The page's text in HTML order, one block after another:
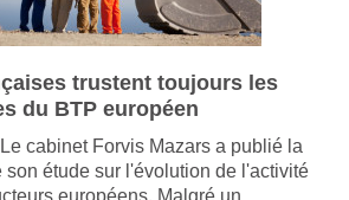
trustent toujours les
du BTP européen
cabinet Forvis Mazars a publié la
étude sur l'évolution de l'activité